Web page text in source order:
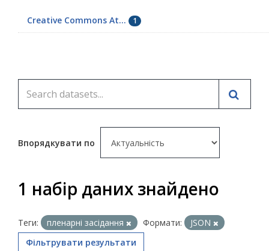
Creative Commons At... 1
Впорядкувати по
1 набір даних знайдено
Теги: пленарні засідання Формати:
JSON
Фільтрувати результати